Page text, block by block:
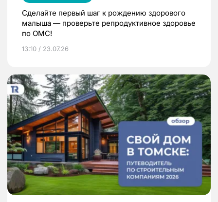
Сделайте первый шаг к рождению здорового
малыша — проверьте репродуктивное здоровье
по ОМС!
13:10 / 23.07.26